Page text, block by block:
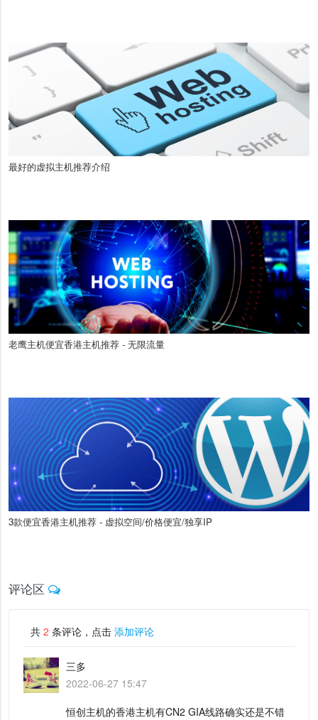
最好的虚拟主机推荐介绍
老鹰主机便宜香港主机推荐 - 无限流量
3款便宜香港主机推荐 - 虚拟空间/价格便宜/独享IP
评论区
共 2 条评论，点击 添加评论
三多
2022-06-27 15:47
恒创主机的香港主机有CN2 GIA线路确实还是不错